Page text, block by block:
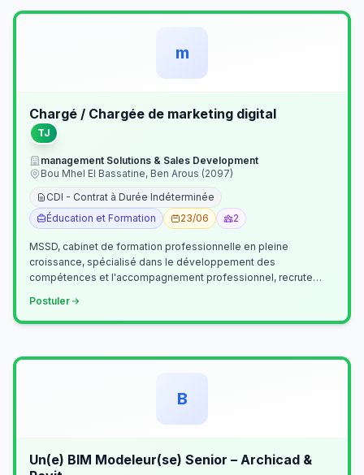
m
Chargé / Chargée de marketing digital
TJ
management Solutions & Sales Development
Bou Mhel El Bassatine, Ben Arous (2097)
CDI - Contrat à Durée Indéterminée
Éducation et Formation
23/06 2
MSSD, cabinet de formation professionnelle en pleine
croissance, spécialisé dans le développement des
compétences et l'accompagnement professionnel, recrute
Postuler
B
Un(e) BIM Modeleur(se) Senior – Archicad &